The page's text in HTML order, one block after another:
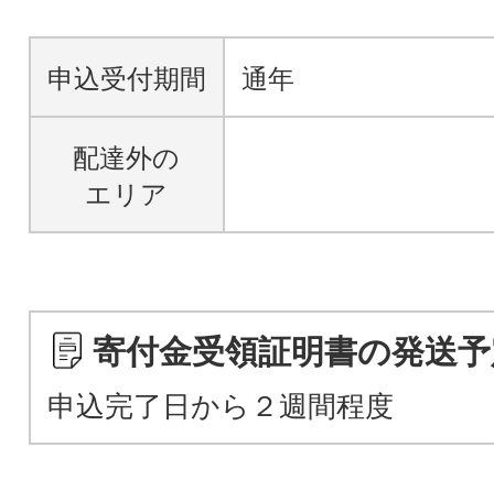
申込受付期間 通年
配達外の
エリア
寄付金受領証明書の発送
申込完了日から２週間程度